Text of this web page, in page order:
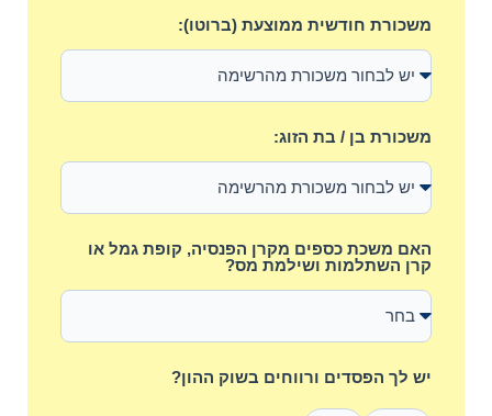
משכורת חודשית ממוצעת (ברוטו):
משכורת בן / בת הזוג:
האם משכת כספים מקרן הפנסיה, קופת גמל או
קרן השתלמות ושילמת מס?
יש לך הפסדים ורווחים בשוק ההון?